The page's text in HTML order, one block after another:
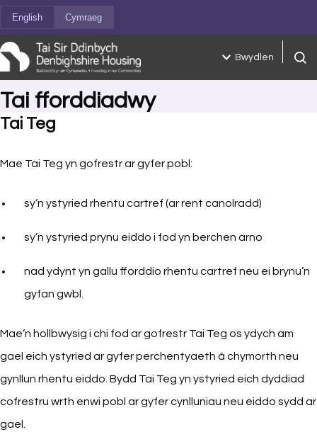
English Cymraeg
Bwydlen
Tai fforddiadwy
Tai Teg
Mae Tai Teg yn gofrestr ar gyfer pobl:
sy’n ystyried rhentu cartref (ar rent canolradd)
sy’n ystyried prynu eiddo i fod yn berchen arno
nad ydynt yn gallu fforddio rhentu cartref neu ei brynu’n
gyfan gwbl.
Mae’n hollbwysig i chi fod ar gofrestr Tai Teg os ydych am
gael eich ystyried ar gyfer perchentyaeth â chymorth neu
gynllun rhentu eiddo. Bydd Tai Teg yn ystyried eich dyddiad
cofrestru wrth enwi pobl ar gyfer cynlluniau neu eiddo sydd ar
gael.